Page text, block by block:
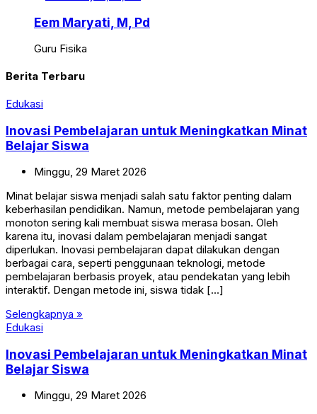
Eem Maryati, M, Pd
Guru Fisika
Berita Terbaru
Edukasi
Inovasi Pembelajaran untuk Meningkatkan Minat
Belajar Siswa
Minggu, 29 Maret 2026
Minat belajar siswa menjadi salah satu faktor penting dalam
keberhasilan pendidikan. Namun, metode pembelajaran yang
monoton sering kali membuat siswa merasa bosan. Oleh
karena itu, inovasi dalam pembelajaran menjadi sangat
diperlukan. Inovasi pembelajaran dapat dilakukan dengan
berbagai cara, seperti penggunaan teknologi, metode
pembelajaran berbasis proyek, atau pendekatan yang lebih
interaktif. Dengan metode ini, siswa tidak […]
Selengkapnya »
Edukasi
Inovasi Pembelajaran untuk Meningkatkan Minat
Belajar Siswa
Minggu, 29 Maret 2026